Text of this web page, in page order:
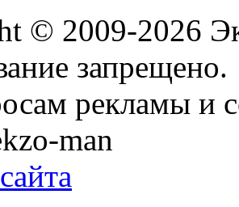
© 2009-2026
запрещено.
рекламы и
man